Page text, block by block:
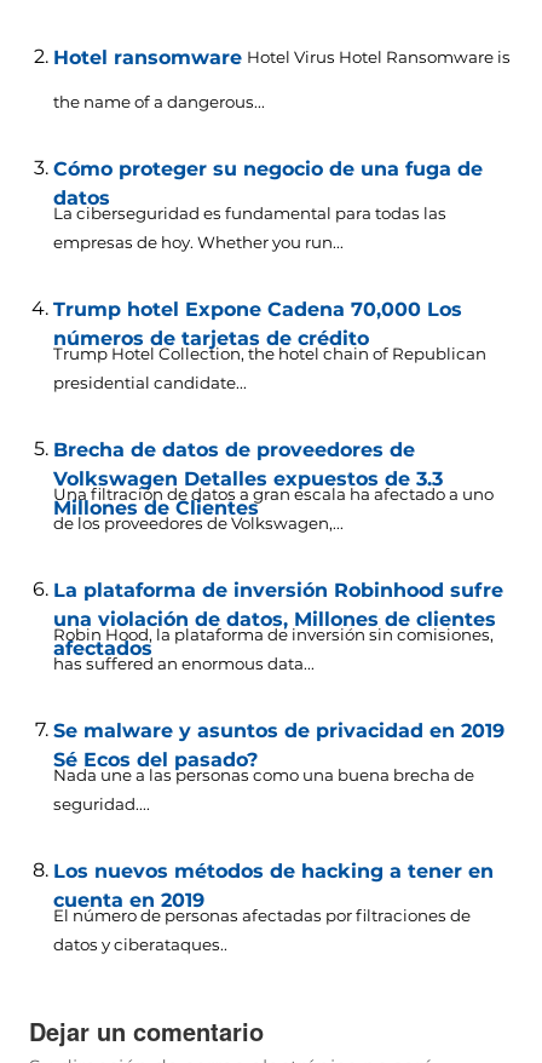
Hotel ransomware Hotel Virus Hotel Ransomware is
the name of a dangerous...
Cómo proteger su negocio de una fuga de
datos
La ciberseguridad es fundamental para todas las
empresas de hoy. Whether you run...
Trump hotel Expone Cadena 70,000 Los
números de tarjetas de crédito
Trump Hotel Collection, the hotel chain of Republican
presidential candidate...
Brecha de datos de proveedores de
Volkswagen Detalles expuestos de 3.3
Millones de Clientes
Una filtración de datos a gran escala ha afectado a uno
de los proveedores de Volkswagen,...
La plataforma de inversión Robinhood sufre
una violación de datos, Millones de clientes
afectados
Robin Hood, la plataforma de inversión sin comisiones,
has suffered an enormous data...
Se malware y asuntos de privacidad en 2019
Sé Ecos del pasado?
Nada une a las personas como una buena brecha de
seguridad....
Los nuevos métodos de hacking a tener en
cuenta en 2019
El número de personas afectadas por filtraciones de
datos y ciberataques..
Dejar un comentario